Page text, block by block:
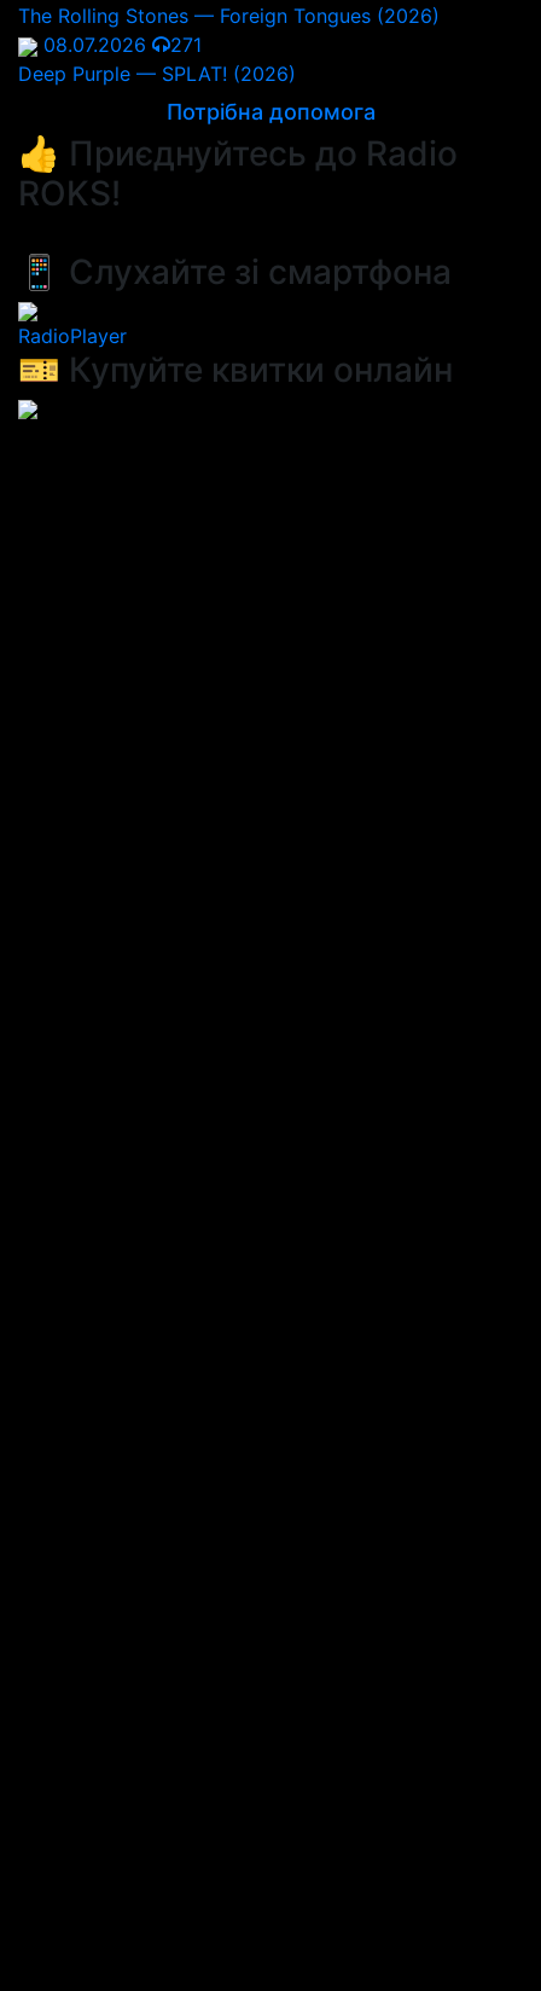
The Rolling Stones — Foreign Tongues (2026)
08.07.2026
271
Deep Purple — SPLAT! (2026)
Потрібна допомога
👍 Приєднуйтесь до Radio
ROKS!
📱 Слухайте зі смартфона
RadioPlayer
🎫 Купуйте квитки онлайн